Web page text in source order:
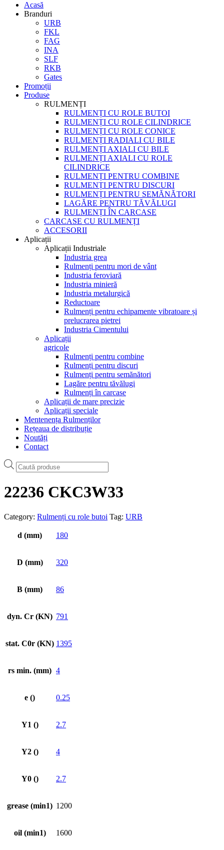
Acasă
Branduri
URB
FKL
FAG
INA
SLF
RKB
Gates
Promoții
Produse
RULMENȚI
RULMENȚI CU ROLE BUTOI
RULMENȚI CU ROLE CILINDRICE
RULMENȚI CU ROLE CONICE
RULMENȚI RADIALI CU BILE
RULMENȚI AXIALI CU BILE
RULMENȚI AXIALI CU ROLE
CILINDRICE
RULMENȚI PENTRU COMBINE
RULMENȚI PENTRU DISCURI
RULMENȚI PENTRU SEMĂNĂTORI
LAGĂRE PENTRU TĂVĂLUGI
RULMENȚI ÎN CARCASE
CARCASE CU RULMENȚI
ACCESORII
Aplicații
Aplicații Industriale
Industria grea
Rulmenți pentru mori de vânt
Industria feroviară
Industria minieră
Industria metalurgică
Reductoare
Rulmenți pentru echipamente vibratoare și
prelucrarea pietrei
Industria Cimentului
Aplicații
agricole
Rulmenți pentru combine
Rulmenți pentru discuri
Rulmenți pentru semănători
Lagăre pentru tăvălugi
Rulmenți în carcase
Aplicații de mare precizie
Aplicații speciale
Mentenența Rulmenților
Rețeaua de distribuție
Noutăți
Contact
Products
search
22236 CKC3W33
Category: Rulmenți cu role butoi Tag: URB
d (mm) 180
D (mm) 320
B (mm) 86
dyn. Cr (KN) 791
stat. C0r (KN) 1395
rs min. (mm) 4
e () 0.25
Y1 () 2.7
Y2 () 4
Y0 () 2.7
grease (min1) 1200
oil (min1) 1600